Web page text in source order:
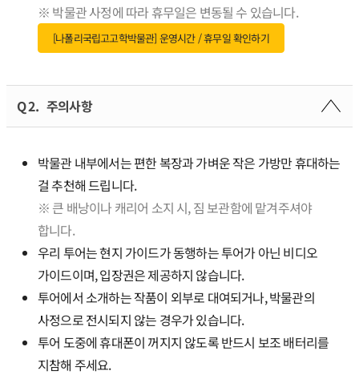
※ 박물관 사정에 따라 휴무일은 변동될 수 있습니다.
[나폴리국립고고학박물관] 운영시간 / 휴무일 확인하기
Q 2. 주의사항
박물관 내부에서는 편한 복장과 가벼운 작은 가방만 휴대하는
걸 추천해 드립니다.
※ 큰 배낭이나 캐리어 소지 시, 짐 보관함에 맡겨주셔야
합니다.
우리 투어는 현지 가이드가 동행하는 투어가 아닌 비디오
가이드이며, 입장권은 제공하지 않습니다.
투어에서 소개하는 작품이 외부로 대여되거나, 박물관의
사정으로 전시되지 않는 경우가 있습니다.
투어 도중에 휴대폰이 꺼지지 않도록 반드시 보조 배터리를
지참해 주세요.